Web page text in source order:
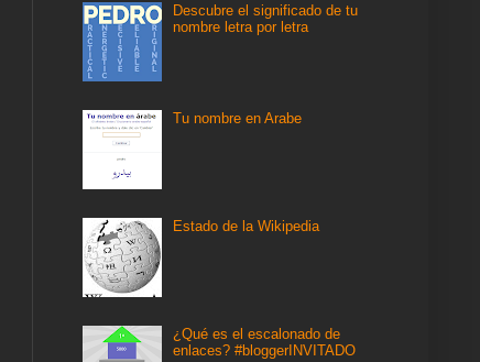
Descubre el significado de tu
nombre letra por letra
Tu nombre en Arabe
Estado de la Wikipedia
¿Qué es el escalonado de
enlaces? #bloggerINVITADO